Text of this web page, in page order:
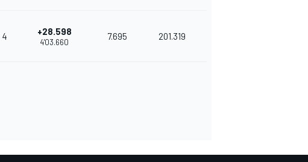
4 +28.598
4'03.660
7.695 201.319